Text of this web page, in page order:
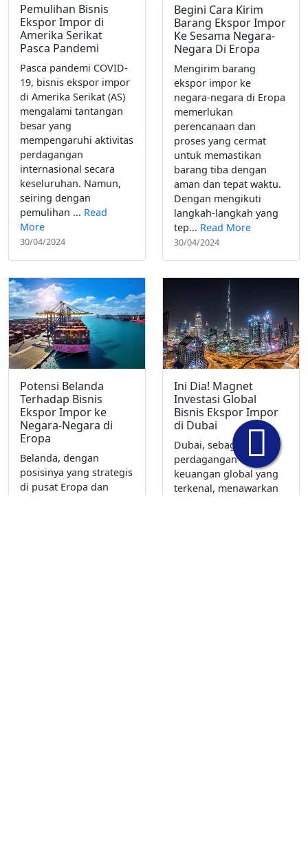
Pemulihan Bisnis
Ekspor Impor di
Amerika Serikat
Pasca Pandemi
Pasca pandemi COVID-
19, bisnis ekspor impor
di Amerika Serikat (AS)
mengalami tantangan
besar yang
mempengaruhi aktivitas
perdagangan
internasional secara
keseluruhan. Namun,
seiring dengan
pemulihan ... Read
More
30/04/2024
Begini Cara Kirim
Barang Ekspor Impor
Ke Sesama Negara-
Negara Di Eropa
Mengirim barang
ekspor impor ke
negara-negara di Eropa
memerlukan
perencanaan dan
proses yang cermat
untuk memastikan
barang tiba dengan
aman dan tepat waktu.
Dengan mengikuti
langkah-langkah yang
tep... Read More
30/04/2024
Potensi Belanda
Terhadap Bisnis
Ekspor Impor ke
Negara-Negara di
Eropa
Belanda, dengan
posisinya yang strategis
di pusat Eropa dan
Ini Dia! Magnet
Investasi Global
Bisnis Ekspor Impor
di Dubai
Dubai, sebagai pusat
perdagangan dan
keuangan global yang
terkenal, menawarkan